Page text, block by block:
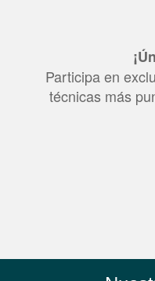
Participa en
técnicas más